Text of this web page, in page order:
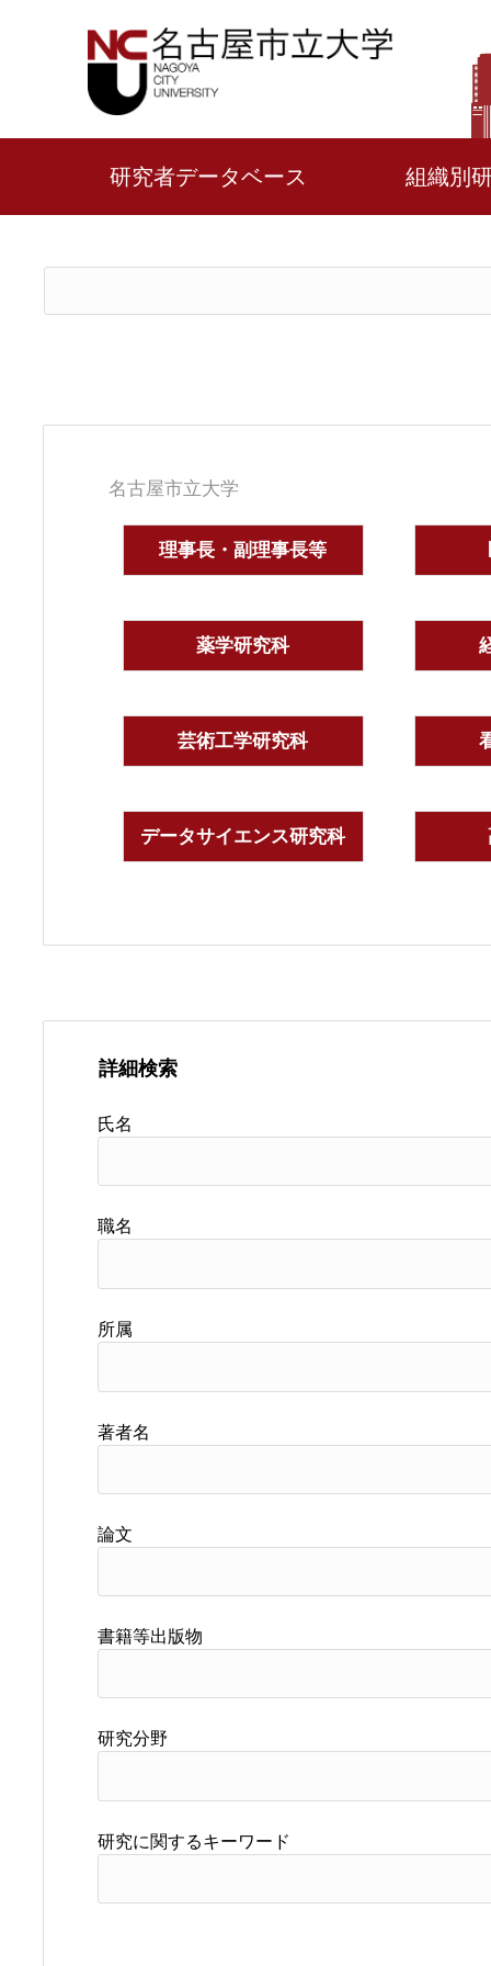
研究者データベース 組織別
名古屋市立大学
理事長・副理事長等
薬学研究科
芸術工学研究科
データサイエンス研究科
詳細検索
氏名
職名
所属
著者名
論文
書籍等出版物
研究分野
研究に関するキーワード